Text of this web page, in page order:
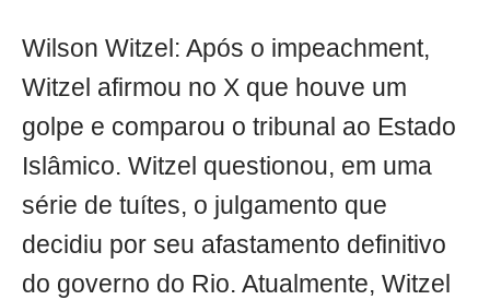
Wilson Witzel: Após o impeachment,
Witzel afirmou no X que houve um
golpe e comparou o tribunal ao Estado
Islâmico. Witzel questionou, em uma
série de tuítes, o julgamento que
decidiu por seu afastamento definitivo
do governo do Rio. Atualmente, Witzel